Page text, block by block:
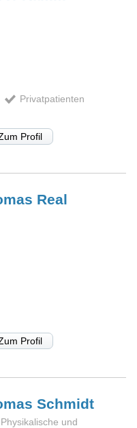
Privatpatienten
Profil
Real
Profil
Schmidt
und